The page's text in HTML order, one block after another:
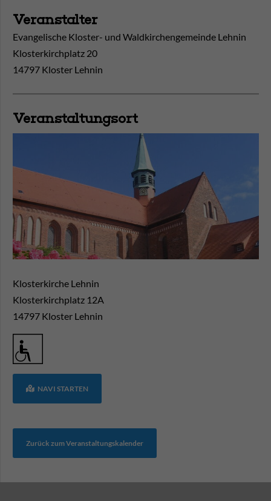
Veranstalter
Evangelische Kloster- und Waldkirchengemeinde Lehnin
Klosterkirchplatz 20
14797 Kloster Lehnin
Veranstaltungsort
Klosterkirche Lehnin
Klosterkirchplatz 12A
14797 Kloster Lehnin
NAVI STARTEN
Zurück zum Veranstaltungskalender